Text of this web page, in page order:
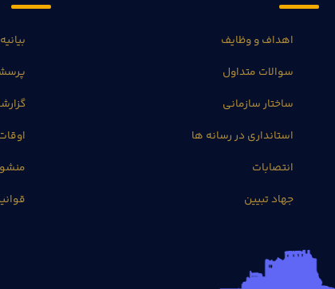
اهداف و وظایف
سوالات متداول
ساختار سازمانی
استانداری در رسانه ها
انتصابات
جهاد تبیین